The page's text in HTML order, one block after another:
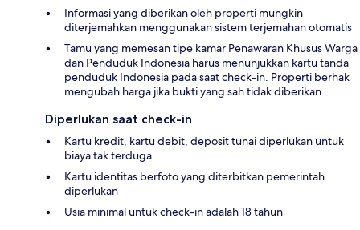
Informasi yang diberikan oleh properti mungkin
diterjemahkan menggunakan sistem terjemahan otomatis
Tamu yang memesan tipe kamar Penawaran Khusus Warga
dan Penduduk Indonesia harus menunjukkan kartu tanda
penduduk Indonesia pada saat check-in. Properti berhak
mengubah harga jika bukti yang sah tidak diberikan.
Diperlukan saat check-in
Kartu kredit, kartu debit, deposit tunai diperlukan untuk
biaya tak terduga
Kartu identitas berfoto yang diterbitkan pemerintah
diperlukan
Usia minimal untuk check-in adalah 18 tahun